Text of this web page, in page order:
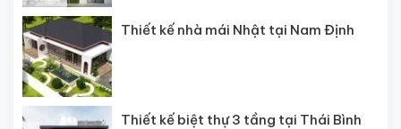
Thiết kế nhà mái Nhật tại Nam Định
Thiết kế biệt thự 3 tầng tại Thái Bình